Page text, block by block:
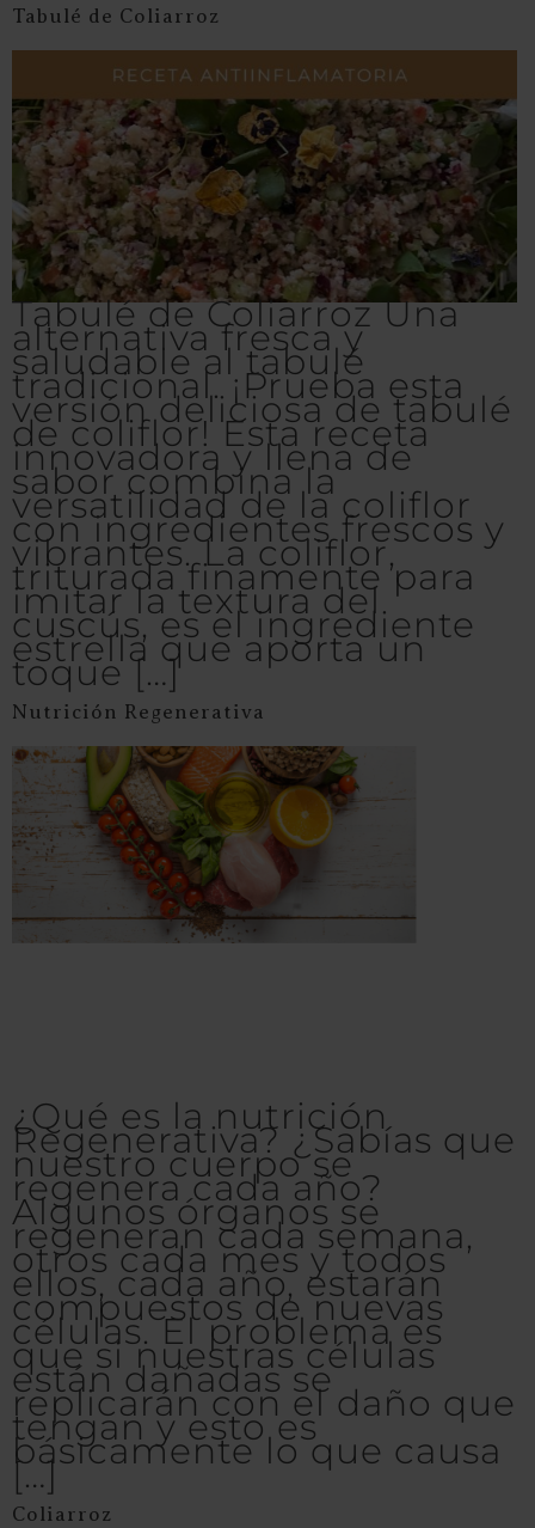
Tabulé de Coliarroz
Tabulé de Coliarroz Una
alternativa fresca y
saludable al tabulé
tradicional. ¡Prueba esta
versión deliciosa de tabulé
de coliflor! Esta receta
innovadora y llena de
sabor combina la
versatilidad de la coliflor
con ingredientes frescos y
vibrantes. La coliflor,
triturada finamente para
imitar la textura del
cuscús, es el ingrediente
estrella que aporta un
toque […]
Nutrición Regenerativa
¿Qué es la nutrición
Regenerativa? ¿Sabías que
nuestro cuerpo se
regenera cada año?
Algunos órganos se
regeneran cada semana,
otros cada mes y todos
ellos, cada año, estarán
compuestos de nuevas
células. El problema es
que si nuestras células
están dañadas se
replicarán con el daño que
tengan y esto es
básicamente lo que causa
[…]
Coliarroz